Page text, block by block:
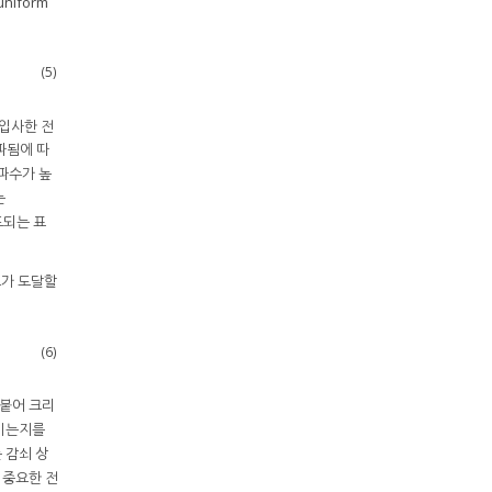
(5)
사한 전
됨에 따
수가 높
는 표
도달할
(6)
어 크리
는지를
감쇠 상
요한 전